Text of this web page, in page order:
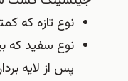
نوع تازه که
نوع سفید که
پس از لایه